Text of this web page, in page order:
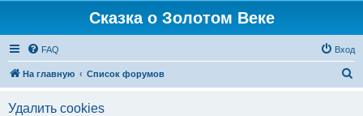
Сказка о Золотом Веке
FAQ Вход
На главную Список форумов
Удалить cookies